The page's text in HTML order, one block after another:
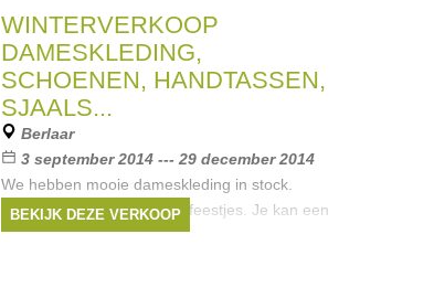
WINTERVERKOOP
DAMESKLEDING,
SCHOENEN, HANDTASSEN,
SJAALS...
Berlaar
3 september 2014 --- 29 december 2014
We hebben mooie dameskleding in stock.
Stijlvolle damesmode voor feestjes. Je kan een
mooie outfit uitzoeken voor elke dag.
BEKIJK DEZE VERKOOP